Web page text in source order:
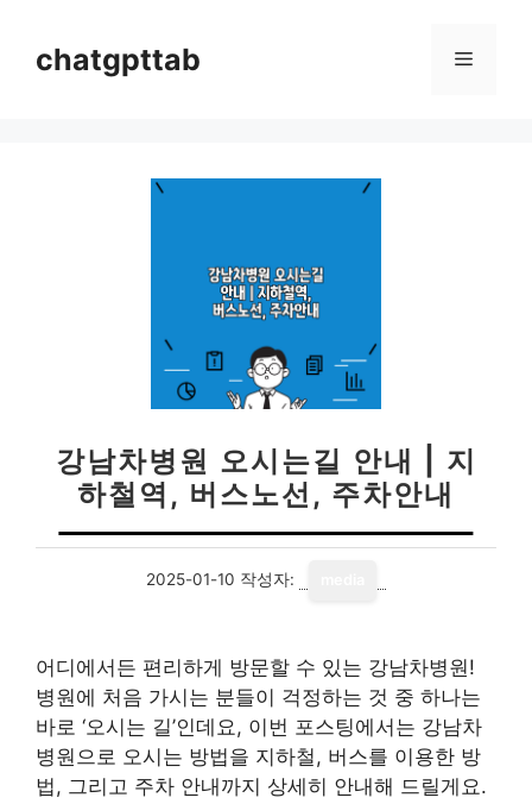
chatgpttab 메
강남차병원 오시는길 안내 | 지
하철역, 버스노선, 주차안내
2025-01-10 작성자:
어디에서든 편리하게 방문할 수 있는 강남차병원!
병원에 처음 가시는 분들이 걱정하는 것 중 하나는
바로 ‘오시는 길’인데요, 이번 포스팅에서는 강남차
병원으로 오시는 방법을 지하철, 버스를 이용한 방
법, 그리고 주차 안내까지 상세히 안내해 드릴게요.